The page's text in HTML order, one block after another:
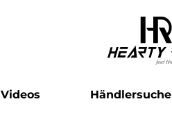
Videos Händlersuche